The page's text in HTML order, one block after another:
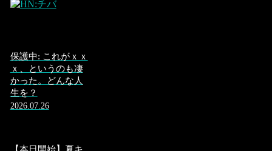
保護中: これがｘｘ
ｘ、というのも凄
かった。どんな人
生を？
2026.07.26
【本日開始】夏キ